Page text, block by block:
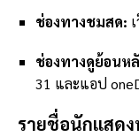
ช่องทางชมสด:
ช่องทางดูย้อนห
31 และแอป
รายชื่อนักแสดง